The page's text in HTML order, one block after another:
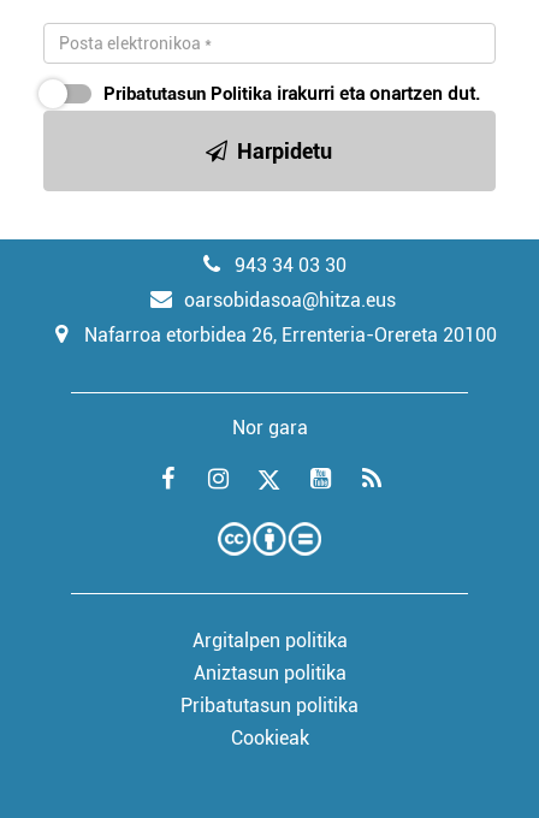
Pribatutasun Politika irakurri eta onartzen dut.
Harpidetu
943 34 03 30
oarsobidasoa@hitza.eus
Nafarroa etorbidea 26, Errenteria-Orereta 20100
Nor gara
Argitalpen politika
Aniztasun politika
Pribatutasun politika
Cookieak